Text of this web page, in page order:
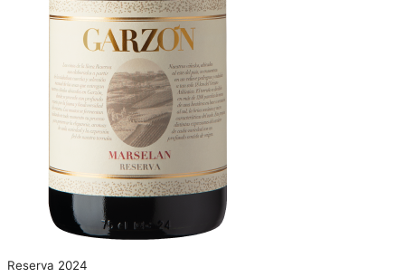
Reserva 2024